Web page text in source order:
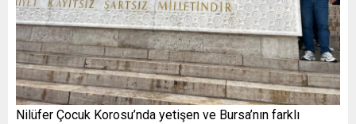
Nilüfer Çocuk Korosu’nda yetişen ve Bursa’nın farklı